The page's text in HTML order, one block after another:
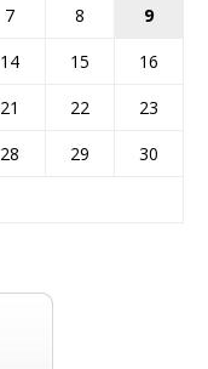
7 8
9
14 15
16
21 22
23
28 29
30